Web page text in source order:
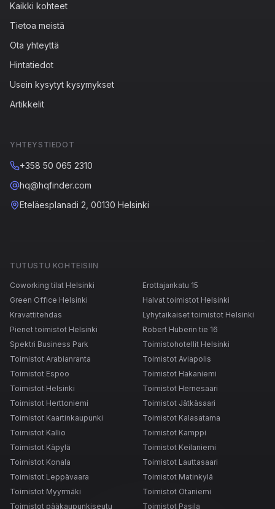
Kaikki kohteet
Tietoa meistä
Ota yhteyttä
Hintatiedot
Usein kysytyt kysymykset
Artikkelit
YHTEYSTIEDOT
+358 50 065 2310
hq@hqfinder.com
Eteläesplanadi 2, 00130 Helsinki
TUTUSTU KOHTEISIIN
Coworking tilat Helsinki
Erottajankatu 15
Green Office Helsinki
Halvat toimistot Helsinki
Kravattitehdas
Lyhytaikaiset toimistot Helsinki
Pienet toimistot Helsinki
Robert Huberin tie 16
Spektri Business Park
Toimistohotellit Helsinki
Toimistot Arabianranta
Toimistot Aviapolis
Toimistot Espoo
Toimistot Hakaniemi
Toimistot Helsinki
Toimistot Hernesaari
Toimistot Herttoniemi
Toimistot Jätkäsaari
Toimistot Kaartinkaupunki
Toimistot Kalasatama
Toimistot Kallio
Toimistot Kamppi
Toimistot Käpylä
Toimistot Keilaniemi
Toimistot Konala
Toimistot Lauttasaari
Toimistot Leppävaara
Toimistot Matinkylä
Toimistot Myyrmäki
Toimistot Otaniemi
Toimistot pääkaupunkiseutu
Toimistot Pasila